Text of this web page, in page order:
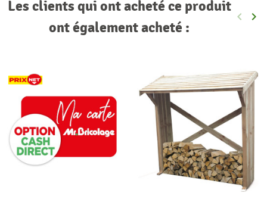
Les clients qui ont acheté ce produit
ont également acheté :
keyboard_arrow_left keyboard_arrow_right